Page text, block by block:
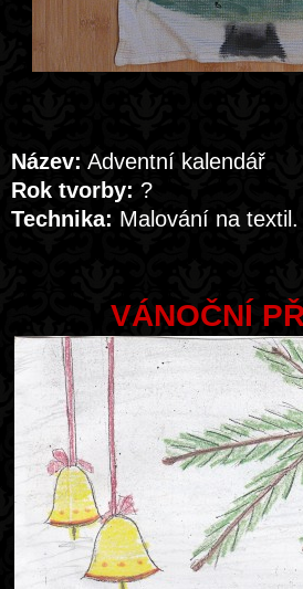
Název: Adventní kalendář
Rok tvorby: ?
Technika: Malování na textil.
VÁNOČNÍ